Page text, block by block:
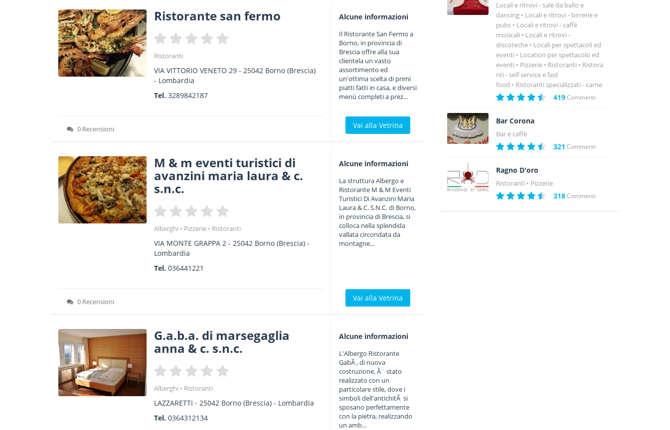
Ristorante san fermo
Ristoranti
VIA VITTORIO VENETO 29 -25042 Borno (Brescia)
- Lombardia
Tel.3289842187
0 Recensioni
Alcune informazioni
Il Ristorante San Fermo a
Borno, in provincia di
Brescia offre alla sua
clientela un vasto
assortimento ed
un'ottima scelta di primi
piatti fatti in casa, e diversi
menù completi a prez...
Vai alla Vetrina
M & m eventi turistici di
avanzini maria laura & c.
s.n.c.
Alberghi Pizzerie Ristoranti
VIA MONTE GRAPPA 2 -25042 Borno (Brescia) -
Lombardia
Tel.036441221
0 Recensioni
Alcune informazioni
La struttura Albergo e
Ristorante M & M Eventi
Turistici Di Avanzini Maria
Laura & C. S.N.C. di Borno,
in provincia di Brescia, si
colloca nella splendida
vallata circondata da
montagne...
Vai alla Vetrina
G.a.b.a. di marsegaglia
anna & c. s.n.c.
Alberghi Ristoranti
LAZZARETTI -25042 Borno (Brescia) - Lombardia
Tel.0364312134
Alcune informazioni
L'Albergo Ristorante
GabÃ , di nuova
costruzione, Ã¨ stato
realizzato con un
particolare stile, dove i
simboli dell'antichitÃ si
sposano perfettamente
con la pietra, realizzando
un amb...
Locali e ritrovi - sale da ballo e
dancing
Locali e ritrovi - birrerie e
pubs
Locali e ritrovi - caffè
musicali
Locali e ritrovi -
discoteche
Locali per spettacoli ed
eventi
Location per spettacolo ed
eventi
Pizzerie Ristoranti
Ristora
nti - self service e fast
food
Ristoranti specializzati - carne
419Commenti
Bar Corona
Bar e caffè
321 Commenti
Ragno D'oro
Ristoranti Pizzerie
318Commenti